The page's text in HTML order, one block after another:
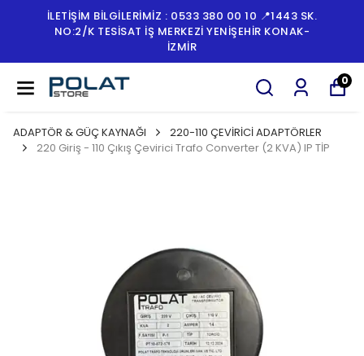
İLETİŞİM BİLGİLERİMİZ : 0533 380 00 10 📍1443 SK.
NO:2/K TESISAT İŞ MERKEZI YENIŞEHIR KONAK-
İZMİR
0
ADAPTÖR & GÜÇ KAYNAĞI
220-110 ÇEVİRİCİ ADAPTÖRLER
220 Giriş - 110 Çıkış Çevirici Trafo Converter (2 KVA) IP TİP